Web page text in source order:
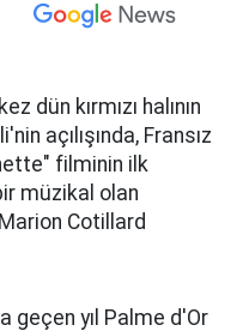
dün kırmızı halının
açılışında, Fransız
filminin ilk
müzikal olan
Cotillard
geçen yıl Palme d'Or